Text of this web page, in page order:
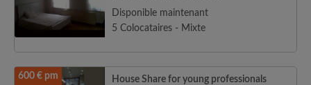
Disponible maintenant
5 Colocataires - Mixte
600 € pm
House Share for young professionals